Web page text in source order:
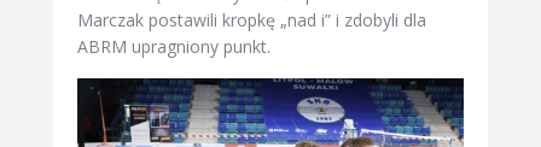
Marczak postawili kropkę „nad i” i zdobyli dla
ABRM upragniony punkt.